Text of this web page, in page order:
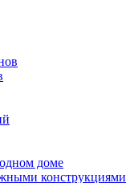
доме
конструкциями